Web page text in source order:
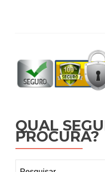
QUAL
PROCURA?